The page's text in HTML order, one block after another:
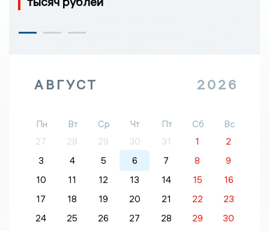
АВГУСТ 2026
Пн Вт Ср Чт Пт Сб
Вс
27
28 29 30 31 1
2
3
4 5 6 7 8
9
10
11 12 13 14 15
16
17
18 19 20 21 22
23
24
25 26 27 28 29
30